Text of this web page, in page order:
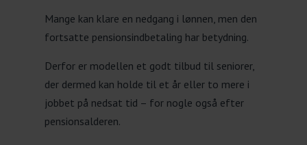
Mange kan klare en nedgang i lønnen, men den
fortsatte pensionsindbetaling har betydning.
Derfor er modellen et godt tilbud til seniorer,
der dermed kan holde til et år eller to mere i
jobbet på nedsat tid – for nogle også efter
pensionsalderen.